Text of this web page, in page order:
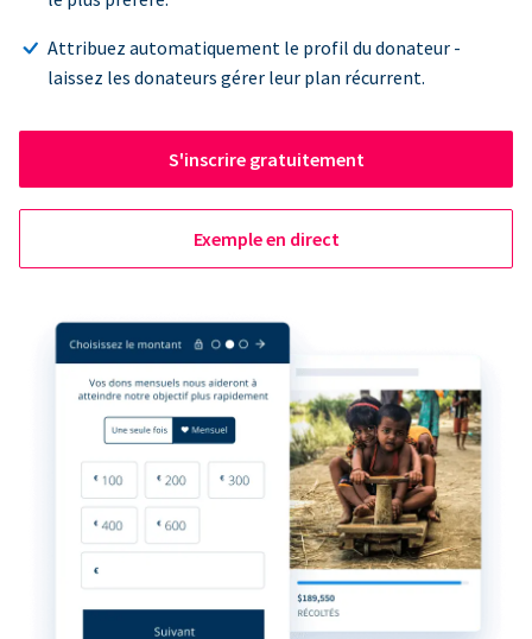
Attribuez automatiquement le profil du donateur -
laissez les donateurs gérer leur plan récurrent.
S'inscrire gratuitement
Exemple en direct